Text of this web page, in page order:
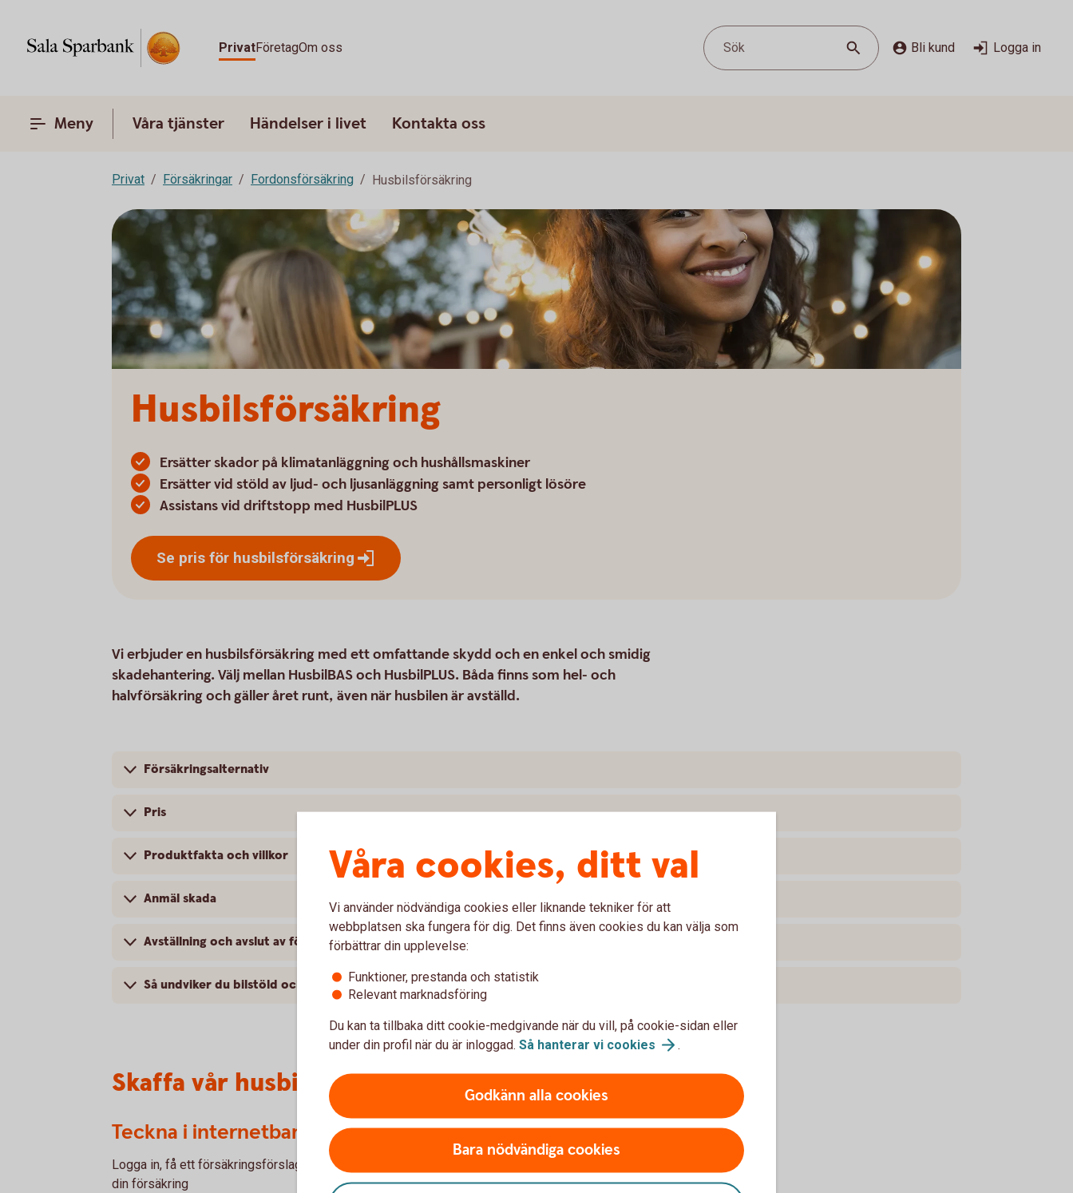
PrivatFöretagOm oss Sök Bli kund Logga in
Meny Våra tjänster Händelser i livet Kontakta oss
Privat Försäkringar Fordonsförsäkring Husbilsförsäkring
Husbilsförsäkring
Ersätter skador på klimatanläggning och hushållsmaskiner
Ersätter vid stöld av ljud- och ljusanläggning samt personligt lösöre
Assistans vid driftstopp med HusbilPLUS
Se pris för husbilsförsäkring
Vi erbjuder en husbilsförsäkring med ett omfattande skydd och en enkel och smidig
skadehantering. Välj mellan HusbilBAS och HusbilPLUS. Båda finns som hel- och
halvförsäkring och gäller året runt, även när husbilen är avställd.
Försäkringsalternativ
Pris
Produktfakta och villkor
Anmäl skada
Avställning och avslut av försäkring
Så undviker du bilstöld och bilinbrott
Skaffa vår husbilsförsäkring
Teckna i internetbanken
Logga in, få ett försäkringsförslag och teckna
din försäkring
Ring oss
telefon.
Våra cookies, ditt val
Vi använder nödvändiga cookies eller liknande tekniker för att
webbplatsen ska fungera för dig. Det finns även cookies du kan välja som
förbättrar din upplevelse:
Funktioner, prestanda och statistik
Relevant marknadsföring
Du kan ta tillbaka ditt cookie-medgivande när du vill, på cookie-sidan eller
under din profil när du är inloggad. Så hanterar vi cookies .
Godkänn alla cookies
Bara nödvändiga cookies